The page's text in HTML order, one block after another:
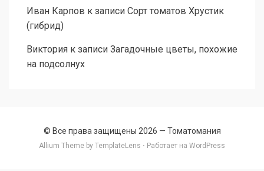
Иван Карпов к записи Сорт томатов Хрустик
(гибрид)
Виктория к записи Загадочные цветы, похожие
на подсолнух
© Все права защищены 2026 — Томатомания
Allium Theme by TemplateLens ⋅ Работает на WordPress